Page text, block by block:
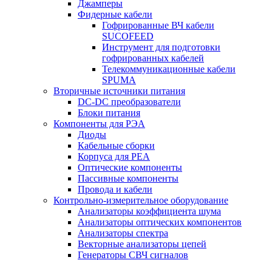
Джамперы
Фидерные кабели
Гофрированные ВЧ кабели
SUCOFEED
Инструмент для подготовки
гофрированных кабелей
Телекоммуникационные кабели
SPUMA
Вторичные источники питания
DC-DC преобразователи
Блоки питания
Компоненты для РЭА
Диоды
Кабельные сборки
Корпуса для РЕА
Оптические компоненты
Пассивные компоненты
Провода и кабели
Контрольно-измерительное оборудование
Анализаторы коэффициента шума
Анализаторы оптических компонентов
Анализаторы спектра
Векторные анализаторы цепей
Генераторы СВЧ сигналов